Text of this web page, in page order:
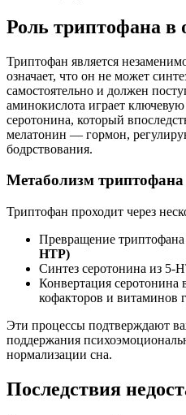
Роль триптофана в
Триптофан является
означает, что он не может
самостоятельно и должен
аминокислота играет
серотонина, который
мелатонин — гормон,
бодрствования.
Метаболизм триптофана
Триптофан проходит через
Превращение триптофана
HTP)
Синтез серотонина из 5-
Конвертация
кофакторов и витаминов
Эти процессы подтверждают
поддержания
нормализации сна.
Последствия